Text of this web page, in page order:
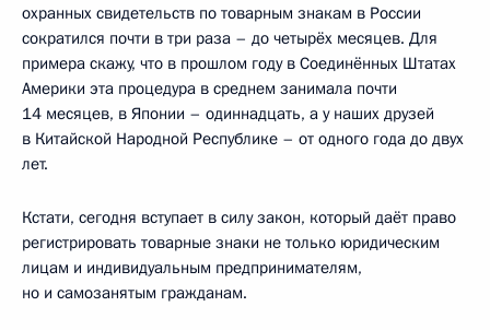
охранных свидетельств по товарным знакам в России
сократился почти в три раза – до четырёх месяцев. Для
примера скажу, что в прошлом году в Соединённых Штатах
Америки эта процедура в среднем занимала почти
14 месяцев, в Японии – одиннадцать, а у наших друзей
в Китайской Народной Республике – от одного года до двух
лет.
Кстати, сегодня вступает в силу закон, который даёт право
регистрировать товарные знаки не только юридическим
лицам и индивидуальным предпринимателям,
но и самозанятым гражданам.